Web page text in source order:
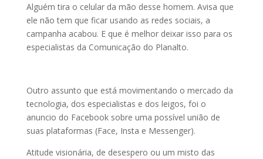
Alguém tira o celular da mão desse homem. Avisa que
ele não tem que ficar usando as redes sociais, a
campanha acabou. E que é melhor deixar isso para os
especialistas da Comunicação do Planalto.
Outro assunto que está movimentando o mercado da
tecnologia, dos especialistas e dos leigos, foi o
anuncio do Facebook sobre uma possível união de
suas plataformas (Face, Insta e Messenger).
Atitude visionária, de desespero ou um misto das